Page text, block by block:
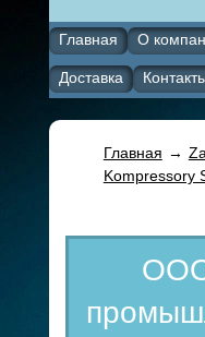
Главная О
Доставка
Главная →
Kompressory